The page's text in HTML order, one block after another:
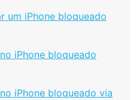
um iPhone bloqueado
iPhone bloqueado
iPhone bloqueado via